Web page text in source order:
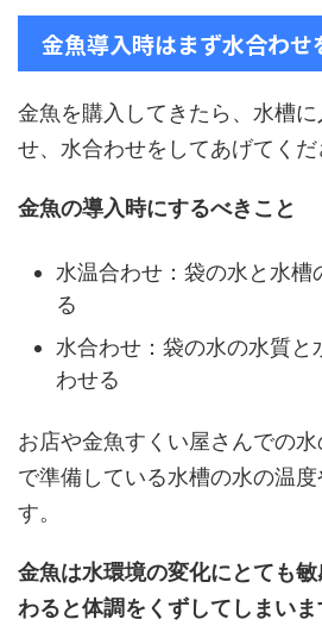
金魚導入時はまず水合わせ
金魚を購入してきたら、水槽
せ、水合わせをしてあげてくだ
金魚の導入時にするべきこと
水温合わせ：袋の水と水槽
る
水合わせ：袋の水の水質と
わせる
お店や金魚すくい屋さんでの
で準備している水槽の水の温
す。
金魚は水環境の変化にとても
わると体調をくずしてしまいま